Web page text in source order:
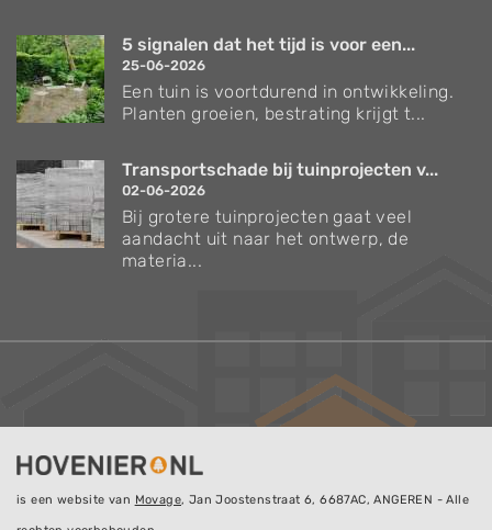
5 signalen dat het tijd is voor een...
25-06-2026
Een tuin is voortdurend in ontwikkeling.
Planten groeien, bestrating krijgt t...
Transportschade bij tuinprojecten v...
02-06-2026
Bij grotere tuinprojecten gaat veel
aandacht uit naar het ontwerp, de
materia...
is een website van Movage, Jan Joostenstraat 6, 6687AC, ANGEREN - Alle